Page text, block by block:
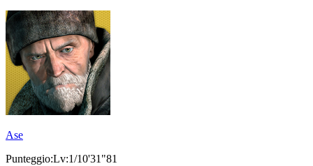
Ase
Punteggio:Lv:1/10'31"81